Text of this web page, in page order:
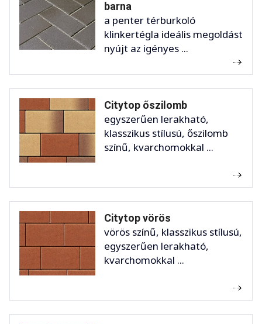
barna
a penter térburkoló
klinkertégla ideális megoldást
nyújt az igényes ...
Citytop őszilomb
egyszerűen lerakható,
klasszikus stílusú, őszilomb
színű, kvarchomokkal ...
Citytop vörös
vörös színű, klasszikus stílusú,
egyszerűen lerakható,
kvarchomokkal ...